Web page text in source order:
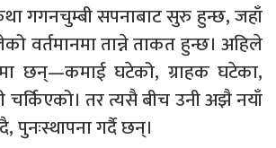
गगनचुम्बी सपनाबाट सुरु हुन्छ, जहाँ
वर्तमानमा तान्ने ताकत हुन्छ। अहिले
छन्—कमाई घटेको, ग्राहक घटेका,
चर्किएको। तर त्यसै बीच उनी अझै नयाँ
पुनःस्थापना गर्दै छन्।